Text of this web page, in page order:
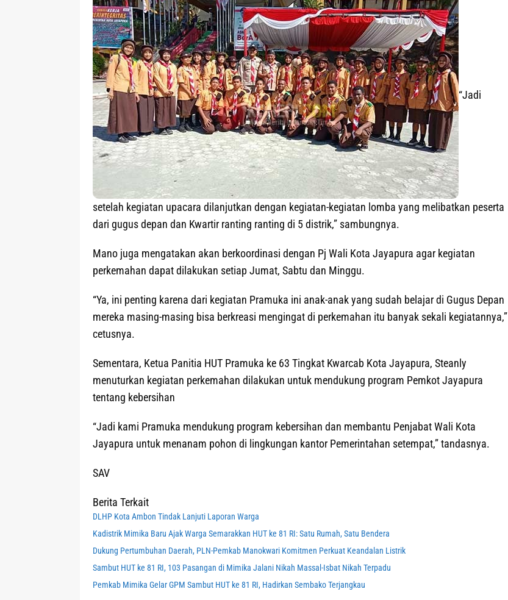
“Jadi
setelah kegiatan upacara dilanjutkan dengan kegiatan-kegiatan lomba yang melibatkan peserta
dari gugus depan dan Kwartir ranting ranting di 5 distrik,” sambungnya.
Mano juga mengatakan akan berkoordinasi dengan Pj Wali Kota Jayapura agar kegiatan
perkemahan dapat dilakukan setiap Jumat, Sabtu dan Minggu.
“Ya, ini penting karena dari kegiatan Pramuka ini anak-anak yang sudah belajar di Gugus Depan
mereka masing-masing bisa berkreasi mengingat di perkemahan itu banyak sekali kegiatannya,”
cetusnya.
Sementara, Ketua Panitia HUT Pramuka ke 63 Tingkat Kwarcab Kota Jayapura, Steanly
menuturkan kegiatan perkemahan dilakukan untuk mendukung program Pemkot Jayapura
tentang kebersihan
“Jadi kami Pramuka mendukung program kebersihan dan membantu Penjabat Wali Kota
Jayapura untuk menanam pohon di lingkungan kantor Pemerintahan setempat,” tandasnya.
SAV
Berita Terkait
DLHP Kota Ambon Tindak Lanjuti Laporan Warga
Kadistrik Mimika Baru Ajak Warga Semarakkan HUT ke 81 RI: Satu Rumah, Satu Bendera
Dukung Pertumbuhan Daerah, PLN-Pemkab Manokwari Komitmen Perkuat Keandalan Listrik
Sambut HUT ke 81 RI, 103 Pasangan di Mimika Jalani Nikah Massal-Isbat Nikah Terpadu
Pemkab Mimika Gelar GPM Sambut HUT ke 81 RI, Hadirkan Sembako Terjangkau